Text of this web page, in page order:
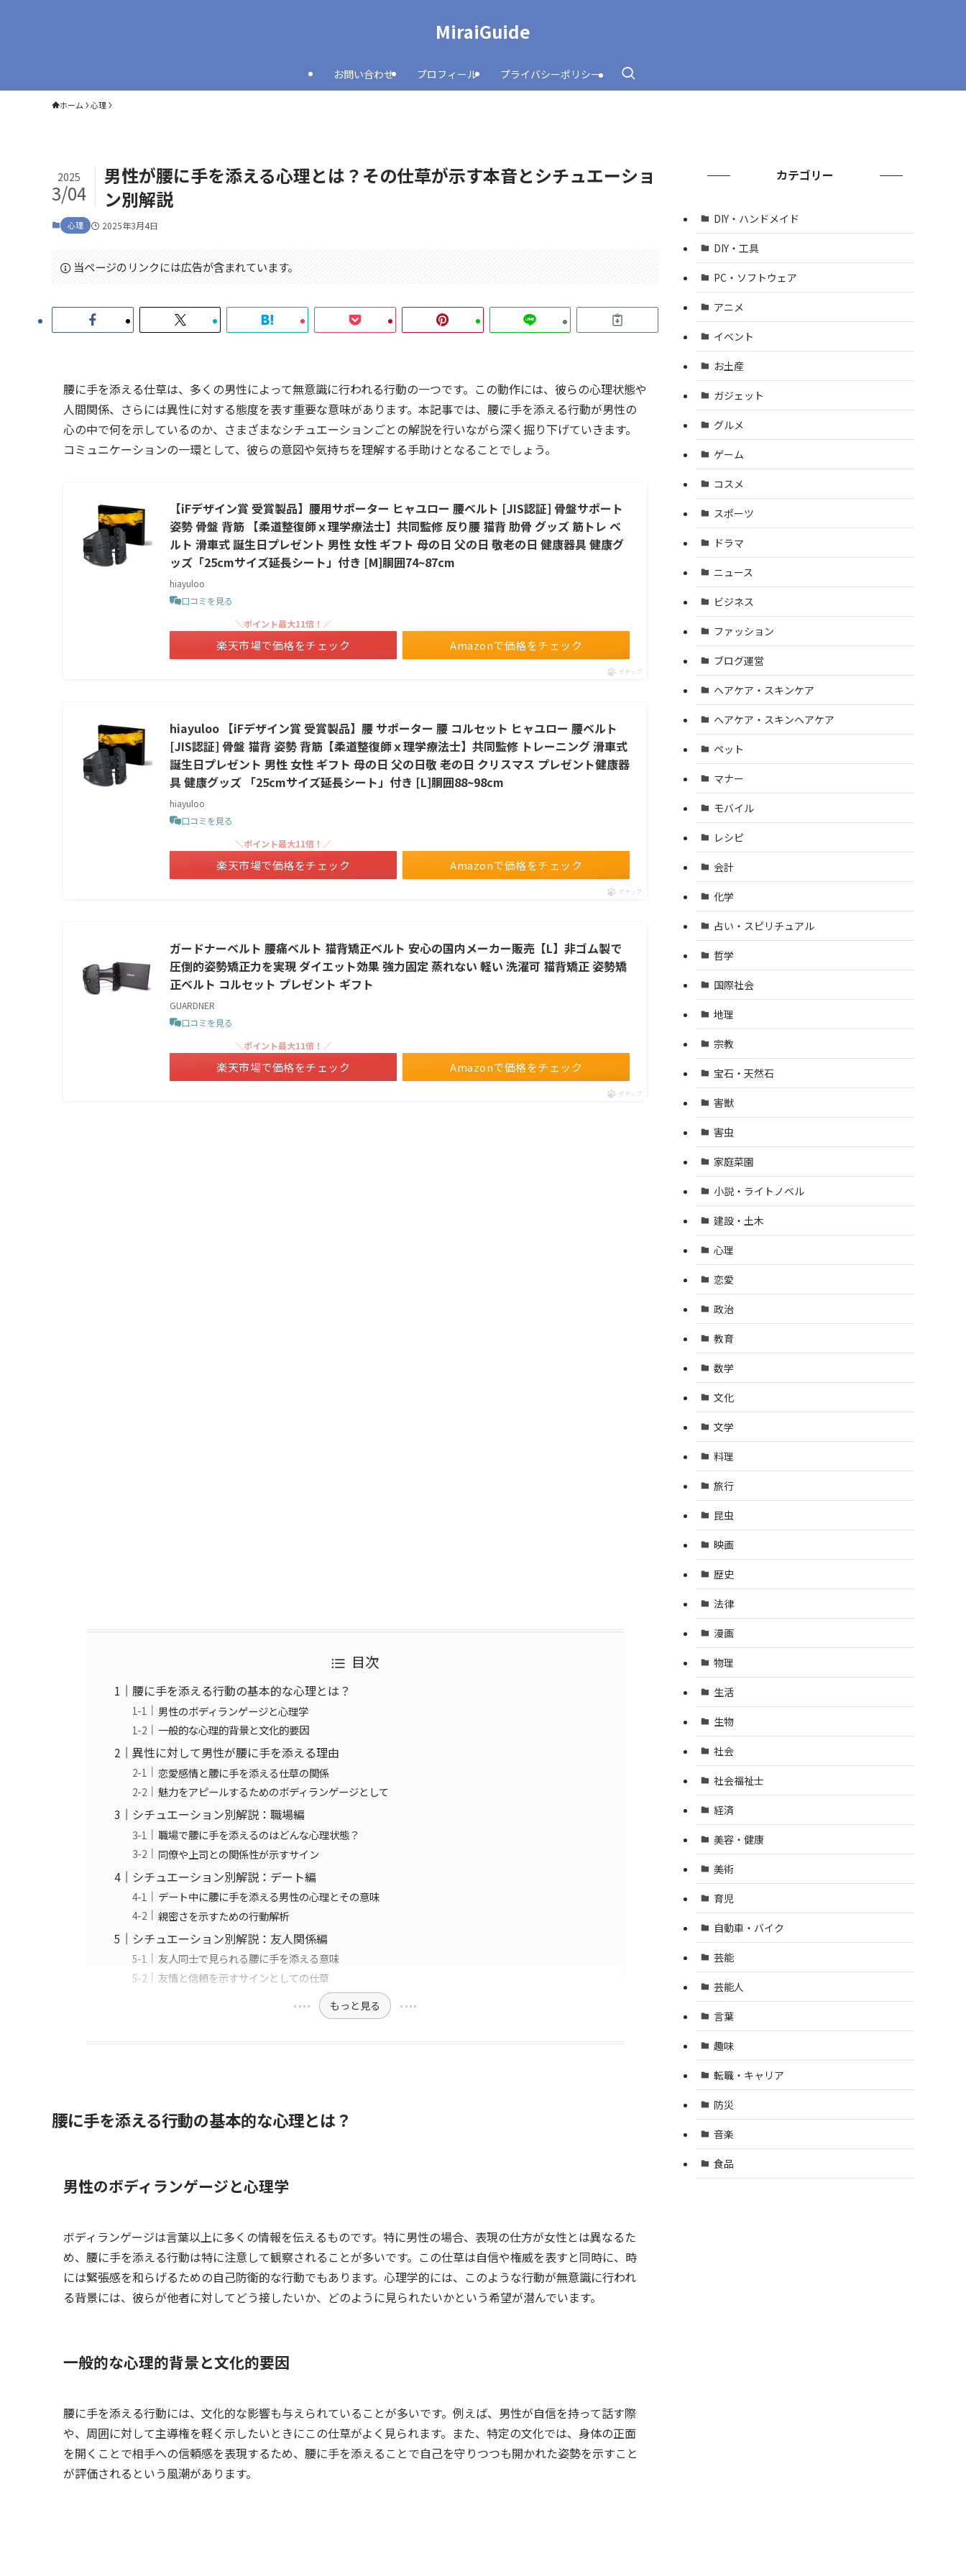
MiraiGuide
お問い合わせ プロフィール プライバシーポリシー
ホーム 心理
男性が腰に手を添える心理とは？その仕草が示す本音とシチュエーショ
ン別解説
2025
3/04
心理 2025年3月4日
当ページのリンクには広告が含まれています。
腰に手を添える仕草は、多くの男性によって無意識に行われる行動の一つです。この動作には、彼らの心理状態や
人間関係、さらには異性に対する態度を表す重要な意味があります。本記事では、腰に手を添える行動が男性の
心の中で何を示しているのか、さまざまなシチュエーションごとの解説を行いながら深く掘り下げていきます。
コミュニケーションの一環として、彼らの意図や気持ちを理解する手助けとなることでしょう。
【iFデザイン賞 受賞製品】腰用サポーター ヒャユロー 腰ベルト [JIS認証] 骨盤サポート
姿勢 骨盤 背筋 【柔道整復師ｘ理学療法士】共同監修 反り腰 猫背 肋骨 グッズ 筋トレ ベ
ルト 滑車式 誕生日プレゼント 男性 女性 ギフト 母の日 父の日 敬老の日 健康器具 健康グ
ッズ「25cmサイズ延長シート」付き [M]胴囲74~87cm
hiayuloo
口コミを見る
Amazonで価格をチェック
＼ポイント最大11倍！／
楽天市場で価格をチェック
ポチップ
hiayuloo 【iFデザイン賞 受賞製品】腰 サポーター 腰 コルセット ヒャユロー 腰ベルト
[JIS認証] 骨盤 猫背 姿勢 背筋【柔道整復師ｘ理学療法士】共同監修 トレーニング 滑車式
誕生日プレゼント 男性 女性 ギフト 母の日 父の日敬 老の日 クリスマス プレゼント健康器
具 健康グッズ 「25cmサイズ延長シート」付き [L]胴囲88~98cm
hiayuloo
口コミを見る
Amazonで価格をチェック
＼ポイント最大11倍！／
楽天市場で価格をチェック
ポチップ
ガードナーベルト 腰痛ベルト 猫背矯正ベルト 安心の国内メーカー販売【L】非ゴム製で
圧倒的姿勢矯正力を実現 ダイエット効果 強力固定 蒸れない 軽い 洗濯可 猫背矯正 姿勢矯
正ベルト コルセット プレゼント ギフト
GUARDNER
口コミを見る
Amazonで価格をチェック
＼ポイント最大11倍！／
楽天市場で価格をチェック
ポチップ
目次
腰に手を添える行動の基本的な心理とは？
男性のボディランゲージと心理学
一般的な心理的背景と文化的要因
異性に対して男性が腰に手を添える理由
恋愛感情と腰に手を添える仕草の関係
魅力をアピールするためのボディランゲージとして
シチュエーション別解説：職場編
職場で腰に手を添えるのはどんな心理状態？
同僚や上司との関係性が示すサイン
シチュエーション別解説：デート編
デート中に腰に手を添える男性の心理とその意味
親密さを示すための行動解析
シチュエーション別解説：友人関係編
友人同士で見られる腰に手を添える意味
友情と信頼を示すサインとしての仕草
もっと見る
腰に手を添える行動の基本的な心理とは？
男性のボディランゲージと心理学
ボディランゲージは言葉以上に多くの情報を伝えるものです。特に男性の場合、表現の仕方が女性とは異なるた
め、腰に手を添える行動は特に注意して観察されることが多いです。この仕草は自信や権威を表すと同時に、時
には緊張感を和らげるための自己防衛的な行動でもあります。心理学的には、このような行動が無意識に行われ
る背景には、彼らが他者に対してどう接したいか、どのように見られたいかという希望が潜んでいます。
一般的な心理的背景と文化的要因
腰に手を添える行動には、文化的な影響も与えられていることが多いです。例えば、男性が自信を持って話す際
や、周囲に対して主導権を軽く示したいときにこの仕草がよく見られます。また、特定の文化では、身体の正面
を開くことで相手への信頼感を表現するため、腰に手を添えることで自己を守りつつも開かれた姿勢を示すこと
が評価されるという風潮があります。
カテゴリー
DIY・ハンドメイド
DIY・工具
PC・ソフトウェア
アニメ
イベント
お土産
ガジェット
グルメ
ゲーム
コスメ
スポーツ
ドラマ
ニュース
ビジネス
ファッション
ブログ運営
ヘアケア・スキンケア
ヘアケア・スキンヘアケア
ペット
マナー
モバイル
レシピ
会計
化学
占い・スピリチュアル
哲学
国際社会
地理
宗教
宝石・天然石
害獣
害虫
家庭菜園
小説・ライトノベル
建設・土木
心理
恋愛
政治
教育
数学
文化
文学
料理
旅行
昆虫
映画
歴史
法律
漫画
物理
生活
生物
社会
社会福祉士
経済
美容・健康
美術
育児
自動車・バイク
芸能
芸能人
言葉
趣味
転職・キャリア
防災
音楽
食品